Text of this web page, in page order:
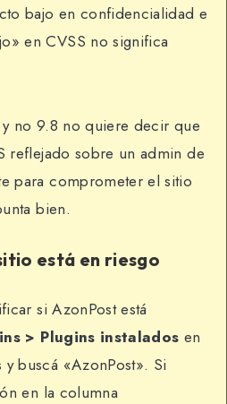
bajo en confidencialidad e
en CVSS no significa
no 9.8 no quiere decir que
reflejado sobre un admin de
para comprometer el sitio
bien.
está en riesgo
si AzonPost está
> Plugins instalados en
buscá «AzonPost». Si
en la columna